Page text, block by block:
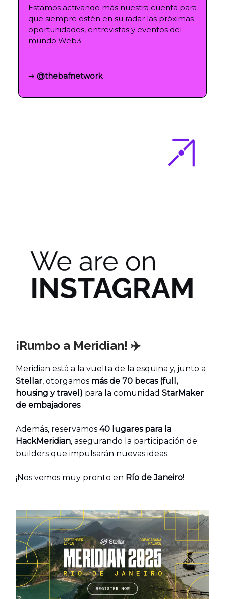
Estamos activando más nuestra cuenta para
que siempre estén en su radar las próximas
oportunidades, entrevistas y eventos del
mundo Web3.
→ @thebafnetwork
¡Rumbo a Meridian! ✈️
Meridian está a la vuelta de la esquina y, junto a
Stellar, otorgamos más de 70 becas (full,
housing y travel) para la comunidad StarMaker
de embajadores.
Además, reservamos 40 lugares para la
HackMeridian, asegurando la participación de
builders que impulsarán nuevas ideas.
¡Nos vemos muy pronto en Río de Janeiro!